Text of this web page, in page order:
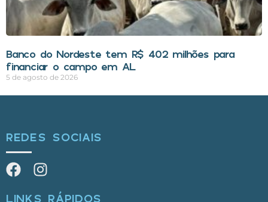
Banco do Nordeste tem R$ 402 milhões para
financiar o campo em AL
5 de agosto de 2026
REDES SOCIAIS
LINKS RÁPIDOS